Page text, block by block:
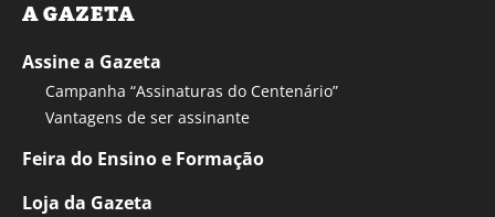
A GAZETA
Assine a Gazeta
Campanha “Assinaturas do Centenário”
Vantagens de ser assinante
Feira do Ensino e Formação
Loja da Gazeta